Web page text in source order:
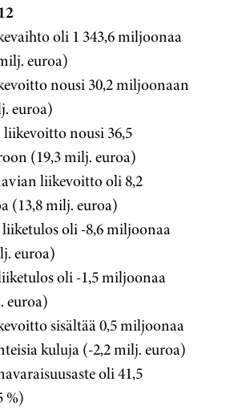
oli 1 343,6 miljoonaa
euroa)
nousi 30,2 miljoonaan
euroa)
nousi 36,5
(19,3 milj. euroa)
liikevoitto oli 8,2
(13,8 milj. euroa)
oli -8,6 miljoonaa
euroa)
oli -1,5 miljoonaa
euroa)
sisältää 0,5 miljoonaa
kuluja (-2,2 milj. euroa)
oli 41,5
%)